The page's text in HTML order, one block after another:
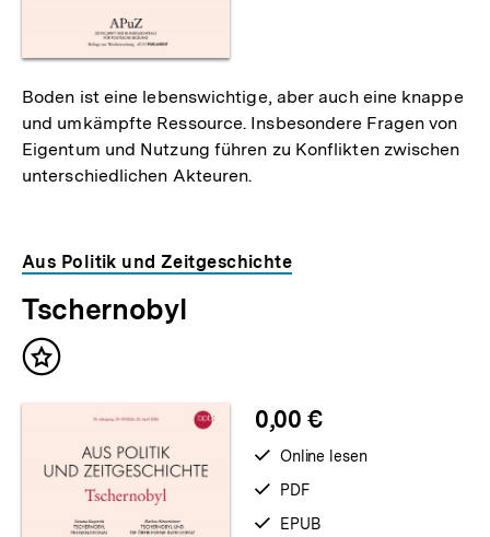
Boden ist eine lebenswichtige, aber auch eine knappe
und umkämpfte Ressource. Insbesondere Fragen von
Eigentum und Nutzung führen zu Konflikten zwischen
unterschiedlichen Akteuren.
Aus Politik und Zeitgeschichte
Tschernobyl
Inhalt
0,00 €
verfügbar
Online lesen
verfügbar
PDF
verfügbar
EPUB